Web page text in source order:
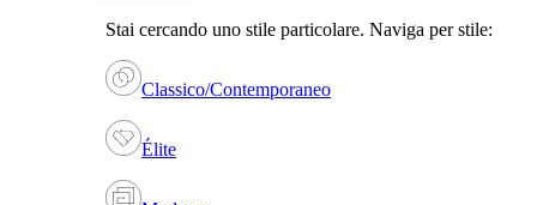
Stai cercando uno stile particolare. Naviga per stile:
Classico/Contemporaneo
Élite